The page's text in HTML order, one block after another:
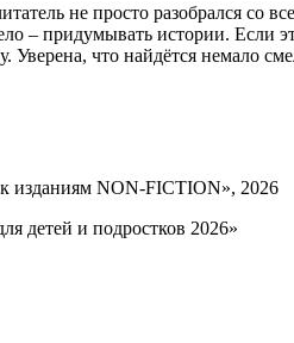
не просто разобрался
– придумывать истории. Если
Уверена, что найдётся немало
изданиям NON-FICTION», 2026
детей и подростков 2026»